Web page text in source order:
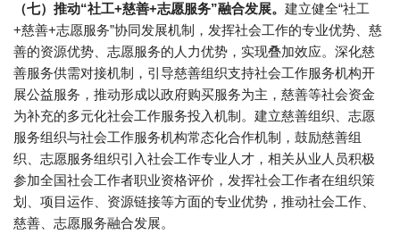
（七）推动“社工+慈善+志愿服务”融合发展。 建立健全“社工
+慈善+志愿服务”协同发展机制，发挥社会工作的专业优势、慈
善的资源优势、志愿服务的人力优势，实现叠加效应。深化慈
善服务供需对接机制，引导慈善组织支持社会工作服务机构开
展公益服务，推动形成以政府购买服务为主，慈善等社会资金
为补充的多元化社会工作服务投入机制。建立慈善组织、志愿
服务组织与社会工作服务机构常态化合作机制，鼓励慈善组
织、志愿服务组织引入社会工作专业人才，相关从业人员积极
参加全国社会工作者职业资格评价，发挥社会工作者在组织策
划、项目运作、资源链接等方面的专业优势，推动社会工作、
慈善、志愿服务融合发展。